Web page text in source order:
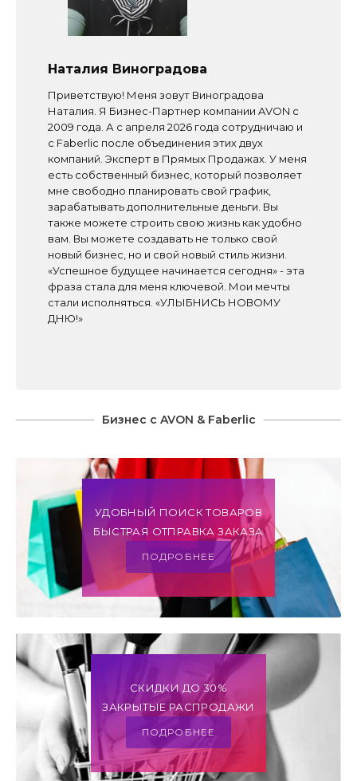
Наталия Виноградова
Приветствую! Меня зовут Виноградова
Наталия. Я Бизнес-Партнер компании AVON с
2009 года. А с апреля 2026 года сотрудничаю и
с Faberlic после объединения этих двух
компаний. Эксперт в Прямых Продажах. У меня
есть собственный бизнес, который позволяет
мне свободно планировать свой график,
зарабатывать дополнительные деньги. Вы
также можете строить свою жизнь как удобно
вам. Вы можете создавать не только свой
новый бизнес, но и свой новый стиль жизни.
«Успешное будущее начинается сегодня» - эта
фраза стала для меня ключевой. Мои мечты
стали исполняться. «УЛЫБНИСЬ НОВОМУ
ДНЮ!»
Бизнес с AVON & Faberlic
УДОБНЫЙ ПОИСК ТОВАРОВ
БЫСТРАЯ ОТПРАВКА ЗАКАЗА
ПОДРОБНЕЕ
СКИДКИ ДО 30%
ЗАКРЫТЫЕ РАСПРОДАЖИ
ПОДРОБНЕЕ